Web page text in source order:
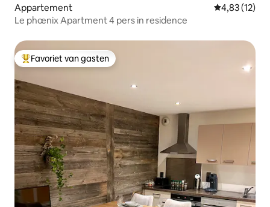
Appartement Gemiddelde
4,83 (12)
Le phœnix Apartment 4 pers in residence
Topfavoriet van gasten
Favoriet van gasten